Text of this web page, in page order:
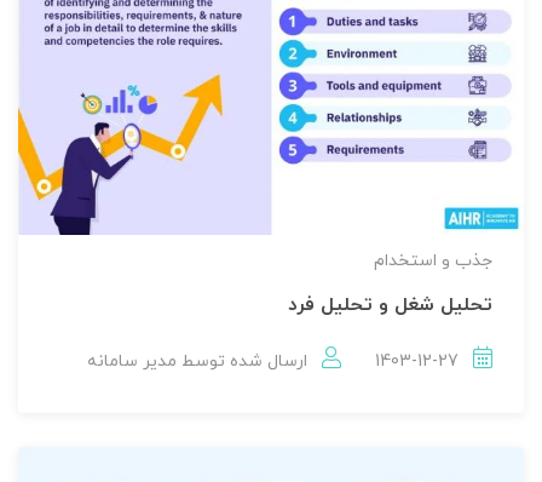
جذب و استخدام
تحلیل شغل و تحلیل فرد
1403-12-27 ارسال شده توسط مدير سامانه